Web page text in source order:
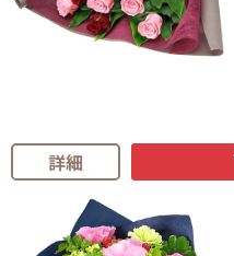
詳細